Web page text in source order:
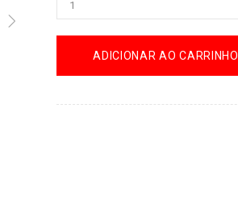
ADICIONAR AO CARRINHO